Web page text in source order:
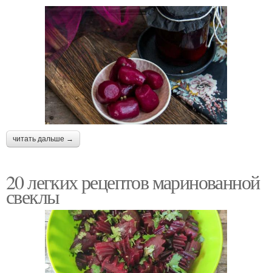
читать дальше →
20 легких рецептов маринованной
свеклы